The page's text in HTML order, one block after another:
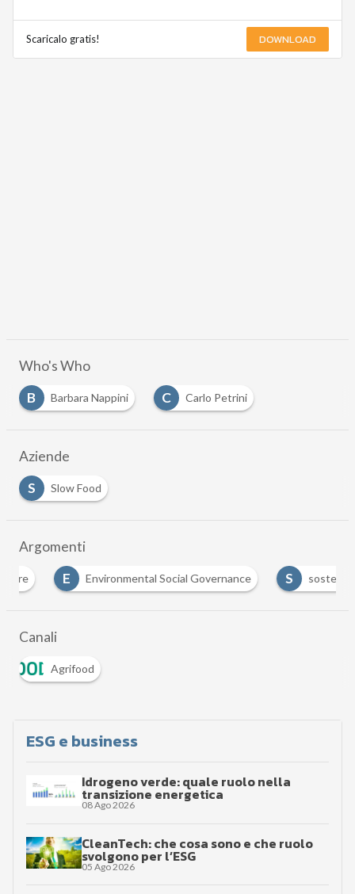
Scaricalo gratis! DOWNLOAD
Who's Who
B
Barbara Nappini C Carlo Petrini
Aziende
S
Slow Food
Argomenti
E
Environmental Social Governance S sostenibilità
Canali
Agrifood
ESG e business
Idrogeno verde: quale ruolo nella
transizione energetica
08 Ago 2026
CleanTech: che cosa sono e che ruolo
svolgono per l’ESG
05 Ago 2026